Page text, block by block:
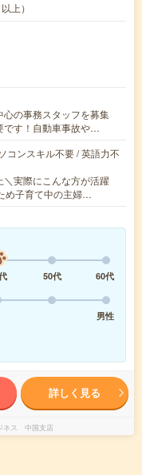
上）
の事務スタッフを募集
です！自動車事故や…
コンスキル不要 / 英語力不
＼実際にこんな方が活躍
め子育て中の主婦…
50代
60代
男性
詳しく見る
ネス 中国支店